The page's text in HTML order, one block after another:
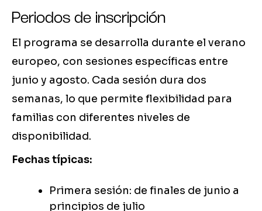
Periodos de inscripción
El programa se desarrolla durante el verano
europeo, con sesiones específicas entre
junio y agosto. Cada sesión dura dos
semanas, lo que permite flexibilidad para
familias con diferentes niveles de
disponibilidad.
Fechas típicas:
Primera sesión: de finales de junio a
principios de julio